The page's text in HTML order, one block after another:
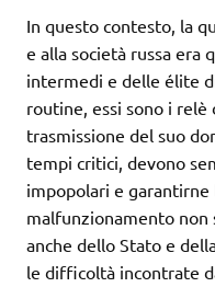
In questo contesto, la
e alla società russa era
intermedi e delle élite
routine, essi sono i
trasmissione del suo
tempi critici, devono
impopolari e
malfunzionamento non
anche dello Stato e
le difficoltà incontrate